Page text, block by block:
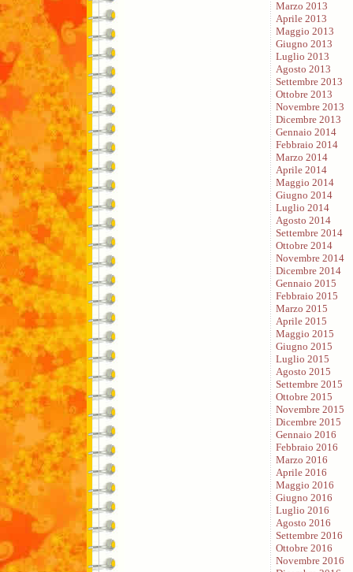
Marzo 2013
Aprile 2013
Maggio 2013
Giugno 2013
Luglio 2013
Agosto 2013
Settembre 2013
Ottobre 2013
Novembre 2013
Dicembre 2013
Gennaio 2014
Febbraio 2014
Marzo 2014
Aprile 2014
Maggio 2014
Giugno 2014
Luglio 2014
Agosto 2014
Settembre 2014
Ottobre 2014
Novembre 2014
Dicembre 2014
Gennaio 2015
Febbraio 2015
Marzo 2015
Aprile 2015
Maggio 2015
Giugno 2015
Luglio 2015
Agosto 2015
Settembre 2015
Ottobre 2015
Novembre 2015
Dicembre 2015
Gennaio 2016
Febbraio 2016
Marzo 2016
Aprile 2016
Maggio 2016
Giugno 2016
Luglio 2016
Agosto 2016
Settembre 2016
Ottobre 2016
Novembre 2016